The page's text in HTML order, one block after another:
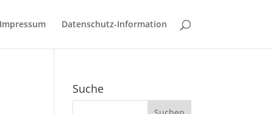
Datenschutz-Information
Suche